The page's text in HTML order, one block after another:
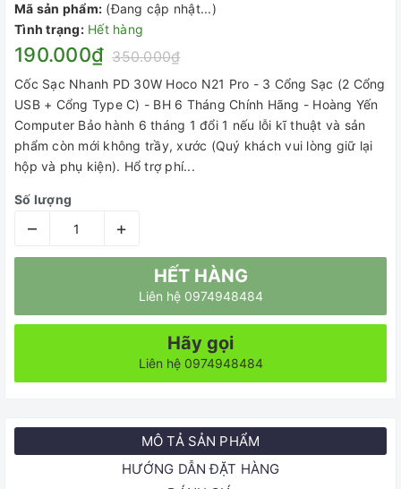
Mã sản phẩm: (Đang cập nhật...)
Tình trạng: Hết hàng
190.000₫ 350.000₫
Cốc Sạc Nhanh PD 30W Hoco N21 Pro - 3 Cổng Sạc (2 Cổng
USB + Cổng Type C) - BH 6 Tháng Chính Hãng - Hoàng Yến
Computer Bảo hành 6 tháng 1 đổi 1 nếu lỗi kĩ thuật và sản
phẩm còn mới không trầy, xước (Quý khách vui lòng giữ lại
hộp và phụ kiện). Hổ trợ phí...
Số lượng
– +
HẾT HÀNG
Liên hệ 0974948484
Hãy gọi
Liên hệ 0974948484
MÔ TẢ SẢN PHẨM
HƯỚNG DẪN ĐẶT HÀNG